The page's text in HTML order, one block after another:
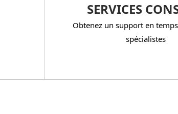
SERVICES
Obtenez un support en
spécialistes